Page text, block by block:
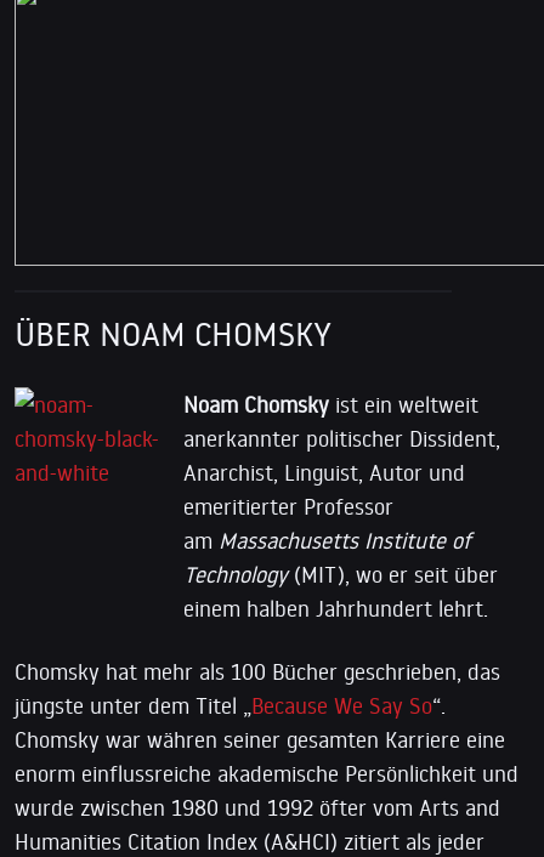
ÜBER NOAM CHOMSKY
Noam Chomsky ist ein weltweit
anerkannter politischer Dissident,
Anarchist, Linguist, Autor und
emeritierter Professor
am Massachusetts Institute of
Technology (MIT), wo er seit über
einem halben Jahrhundert lehrt.
Chomsky hat mehr als 100 Bücher geschrieben, das
jüngste unter dem Titel „Because We Say So“.
Chomsky war währen seiner gesamten Karriere eine
enorm einflussreiche akademische Persönlichkeit und
wurde zwischen 1980 und 1992 öfter vom Arts and
Humanities Citation Index (A&HCI) zitiert als jeder